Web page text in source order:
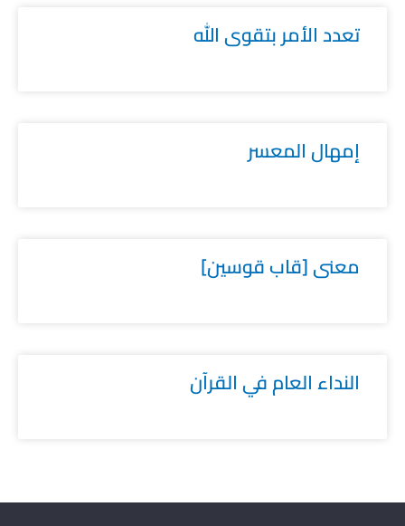
تعدد الأمر بتقوى الله
إمهال المعسر
معنى [قاب قوسين]
النداء العام في القرآن